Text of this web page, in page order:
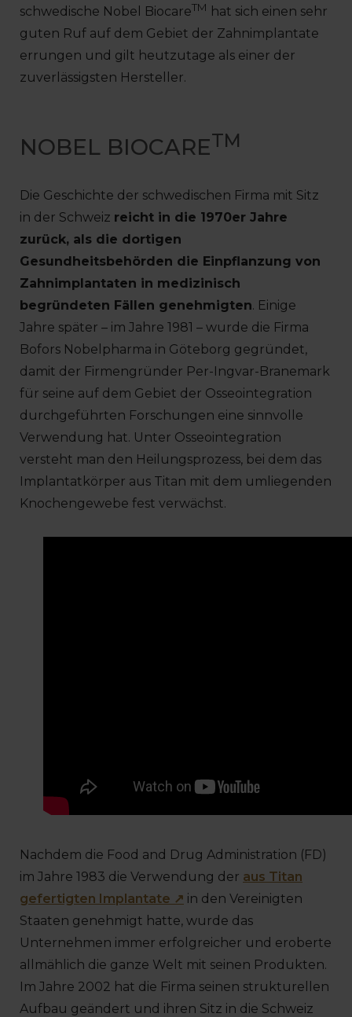
schwedische Nobel BiocareTM hat sich einen sehr
guten Ruf auf dem Gebiet der Zahnimplantate
errungen und gilt heutzutage als einer der
zuverlässigsten Hersteller.
NOBEL BIOCARETM
Die Geschichte der schwedischen Firma mit Sitz
in der Schweiz reicht in die 1970er Jahre
zurück, als die dortigen
Gesundheitsbehörden die Einpflanzung von
Zahnimplantaten in medizinisch
begründeten Fällen genehmigten. Einige
Jahre später – im Jahre 1981 – wurde die Firma
Bofors Nobelpharma in Göteborg gegründet,
damit der Firmengründer Per-Ingvar-Branemark
für seine auf dem Gebiet der Osseointegration
durchgeführten Forschungen eine sinnvolle
Verwendung hat. Unter Osseointegration
versteht man den Heilungsprozess, bei dem das
Implantatkörper aus Titan mit dem umliegenden
Knochengewebe fest verwächst.
Nachdem die Food and Drug Administration (FD)
im Jahre 1983 die Verwendung der aus Titan
gefertigten Implantate ↗ in den Vereinigten
Staaten genehmigt hatte, wurde das
Unternehmen immer erfolgreicher und eroberte
allmählich die ganze Welt mit seinen Produkten.
Im Jahre 2002 hat die Firma seinen strukturellen
Aufbau geändert und ihren Sitz in die Schweiz